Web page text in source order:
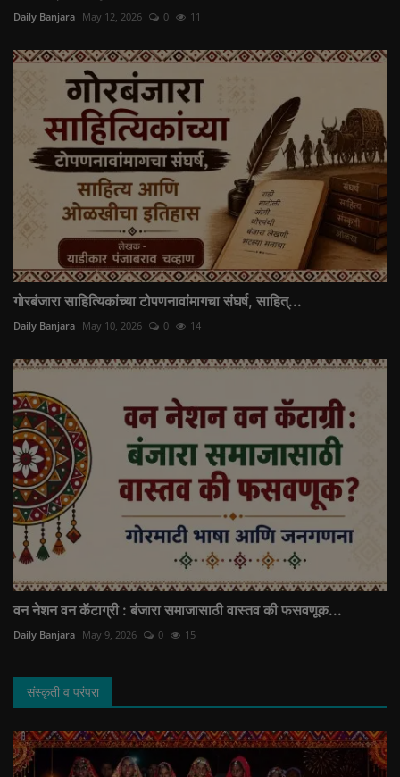
Daily Banjara May 12, 2026 0 11
गोरबंजारा साहित्यिकांच्या टोपणनावांमागचा संघर्ष, साहित्...
Daily Banjara May 10, 2026 0 14
वन नेशन वन कॅटाग्री : बंजारा समाजासाठी वास्तव की फसवणूक...
Daily Banjara May 9, 2026 0 15
संस्कृती व परंपरा